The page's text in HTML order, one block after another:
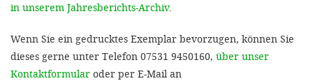
in unserem Jahresberichts-Archiv.
Wenn Sie ein gedrucktes Exemplar bevorzugen, können Sie
dieses gerne unter Telefon 07531 9450160, über unser
Kontaktformular oder per E-Mail an